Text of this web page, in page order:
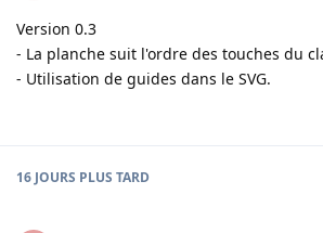
Version 0.3
- La planche suit l'ordre des touches du
- Utilisation de guides dans le SVG.
16 JOURS PLUS TARD